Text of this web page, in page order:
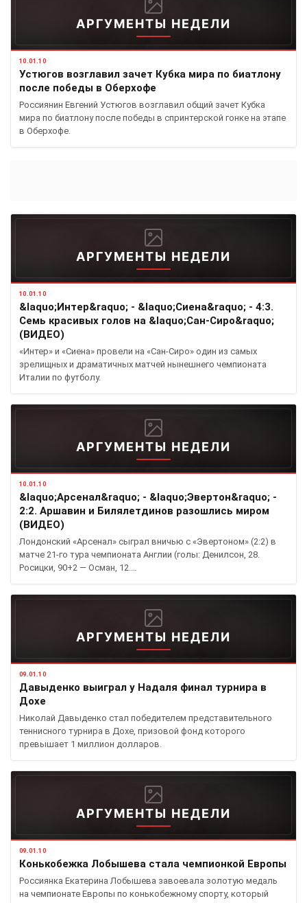
АРГУМЕНТЫ НЕДЕЛИ
10.01.10
Устюгов возглавил зачет Кубка мира по биатлону
после победы в Оберхофе
Россиянин Евгений Устюгов возглавил общий зачет Кубка
мира по биатлону после победы в спринтерской гонке на этапе
в Оберхофе.
АРГУМЕНТЫ НЕДЕЛИ
10.01.10
&laquo;Интер&raquo; - &laquo;Сиена&raquo; - 4:3.
Семь красивых голов на &laquo;Сан-Сиро&raquo;
(ВИДЕО)
«Интер» и «Сиена» провели на «Сан-Сиро» один из самых
зрелищных и драматичных матчей нынешнего чемпионата
Италии по футболу.
АРГУМЕНТЫ НЕДЕЛИ
10.01.10
&laquo;Арсенал&raquo; - &laquo;Эвертон&raquo; -
2:2. Аршавин и Билялетдинов разошлись миром
(ВИДЕО)
Лондонский «Арсенал» сыграл вничью с «Эвертоном» (2:2) в
матче 21-го тура чемпионата Англии (голы: Денилсон, 28.
Росицки, 90+2 — Осман, 12.…
АРГУМЕНТЫ НЕДЕЛИ
09.01.10
Давыденко выиграл у Надаля финал турнира в
Дохе
Николай Давыденко стал победителем представительного
теннисного турнира в Дохе, призовой фонд которого
превышает 1 миллион долларов.
АРГУМЕНТЫ НЕДЕЛИ
09.01.10
Конькобежка Лобышева стала чемпионкой Европы
Россиянка Екатерина Лобышева завоевала золотую медаль
на чемпионате Европы по конькобежному спорту, который